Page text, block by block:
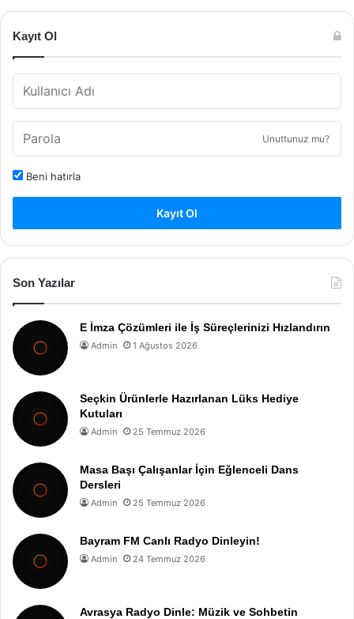
Kayıt Ol
Unuttunuz mu?
Beni hatırla
Kayıt Ol
Son Yazılar
E İmza Çözümleri ile İş Süreçlerinizi Hızlandırın
Admin 1 Ağustos 2026
Seçkin Ürünlerle Hazırlanan Lüks Hediye
Kutuları
Admin 25 Temmuz 2026
Masa Başı Çalışanlar İçin Eğlenceli Dans
Dersleri
Admin 25 Temmuz 2026
Bayram FM Canlı Radyo Dinleyin!
Admin 24 Temmuz 2026
Avrasya Radyo Dinle: Müzik ve Sohbetin